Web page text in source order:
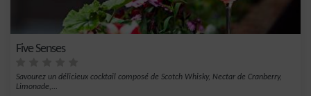
Five Senses
Savourez un délicieux cocktail composé de Scotch Whisky, Nectar de Cranberry,
Limonade,...